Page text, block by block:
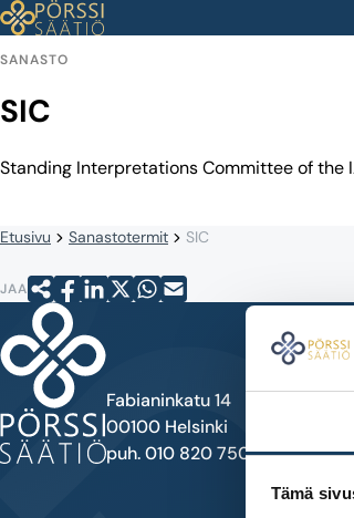
Tämä
Siirry
sisältöön
SANASTO
SIC
Standing Interpretations Committee of the
Etusivu Sanastotermit SIC
JAA
Fabianinkatu 14
00100 Helsinki
puh. 010 820 7500